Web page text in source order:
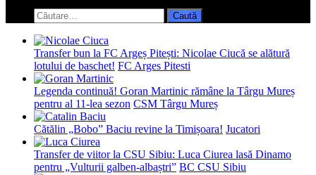
search
form
Caută
după:
Transfer bun la FC Argeș Pitești: Nicolae Ciucă se alătură
lotului de baschet! FC Arges Pitesti
Legenda continuă! Goran Martinic rămâne la Târgu Mureș
pentru al 11-lea sezon CSM Târgu Mureș
Cătălin „Bobo” Baciu revine la Timișoara! Jucatori
Transfer de viitor la CSU Sibiu: Luca Ciurea lasă Dinamo
pentru „Vulturii galben-albaștri” BC CSU Sibiu